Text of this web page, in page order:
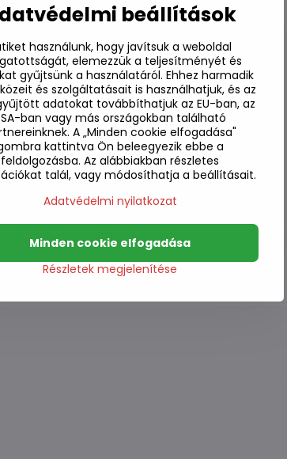
beállítások
használunk, hogy javítsuk a weboldal
elemezzük a teljesítményét és
gyűjtsünk a használatáról. Ehhez harmadik
és szolgáltatásait is használhatjuk, és az
adatokat továbbíthatjuk az EU-ban, az
ban vagy más országokban található
A „Minden cookie elfogadása"
kattintva Ön beleegyezik ebbe a
feldolgozásba. Az alábbiakban részletes
talál, vagy módosíthatja a beállításait.
Adatvédelmi nyilatkozat
Részletek megjelenítése
Minden cookie elfogadása